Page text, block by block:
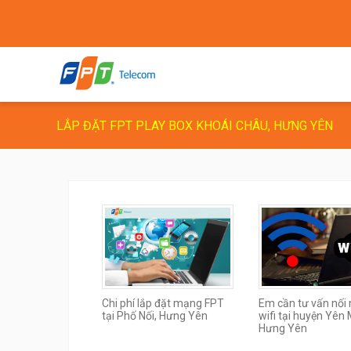
LẮP ĐẶT FPT PLAY BOX KHOÁI CHÂU, HƯNG YÊN
Chi phí lắp đặt mạng FPT
tại Phố Nối, Hưng Yên
Em cần tư vấn nối
wifi tại huyện Yên
Hưng Yên